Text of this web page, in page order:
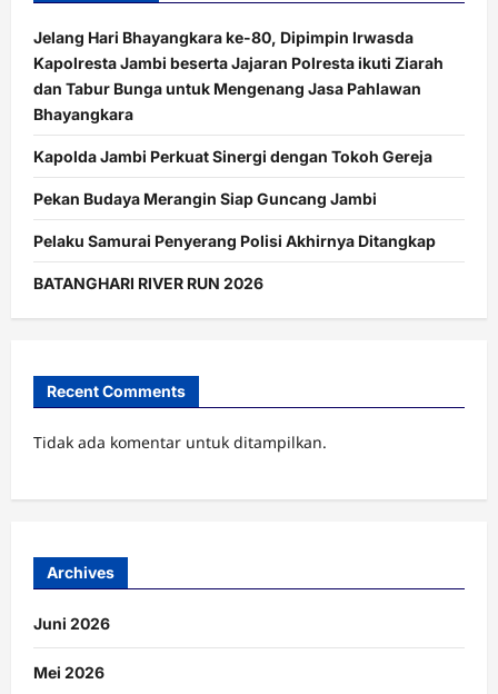
Jelang Hari Bhayangkara ke-80, Dipimpin Irwasda
Kapolresta Jambi beserta Jajaran Polresta ikuti Ziarah
dan Tabur Bunga untuk Mengenang Jasa Pahlawan
Bhayangkara
Kapolda Jambi Perkuat Sinergi dengan Tokoh Gereja
Pekan Budaya Merangin Siap Guncang Jambi
Pelaku Samurai Penyerang Polisi Akhirnya Ditangkap
BATANGHARI RIVER RUN 2026
Recent Comments
Tidak ada komentar untuk ditampilkan.
Archives
Juni 2026
Mei 2026